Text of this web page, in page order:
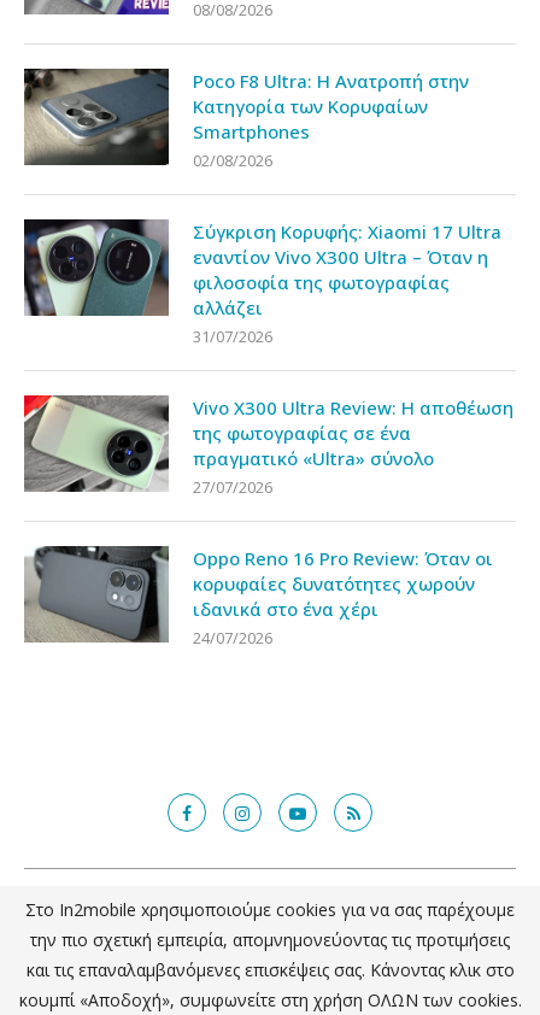
08/08/2026
Poco F8 Ultra: Η Ανατροπή στην
Κατηγορία των Κορυφαίων
Smartphones
02/08/2026
Σύγκριση Κορυφής: Xiaomi 17 Ultra
εναντίον Vivo X300 Ultra – Όταν η
φιλοσοφία της φωτογραφίας
αλλάζει
31/07/2026
Vivo X300 Ultra Review: Η αποθέωση
της φωτογραφίας σε ένα
πραγματικό «Ultra» σύνολο
27/07/2026
Oppo Reno 16 Pro Review: Όταν οι
κορυφαίες δυνατότητες χωρούν
ιδανικά στο ένα χέρι
24/07/2026
@2018 - in2mobile.gr. All Right Reserved. Designed and developed by
mcde.gr
ΕΠΙΣΤΡΟΦΗ ΣΤΗΝ ΚΟΡΥΦΗ
Στο In2mobile xρησιμοποιούμε cookies για να σας παρέχουμε
την πιο σχετική εμπειρία, απομνημονεύοντας τις προτιμήσεις
και τις επαναλαμβανόμενες επισκέψεις σας. Κάνοντας κλικ στο
κουμπί «Αποδοχή», συμφωνείτε στη χρήση ΟΛΩΝ των cookies.